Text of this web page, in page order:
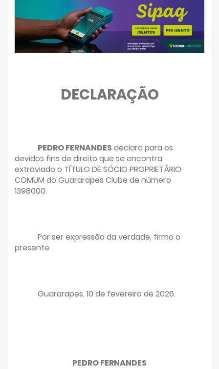
DECLARAÇÃO
PEDRO FERNANDES declara para os
devidos fins de direito que se encontra
extraviado o TÍTULO DE SÓCIO PROPRIETÁRIO
COMUM do Guararapes Clube de número
1398000.
Por ser expressão da verdade, firmo o
presente.
Guararapes, 10 de fevereiro de 2026.
PEDRO FERNANDES